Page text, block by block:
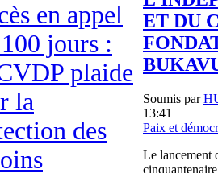
en appel
jours :
plaide
la
des
ET DU
Soumis par
13:41
Paix et
Le lancement